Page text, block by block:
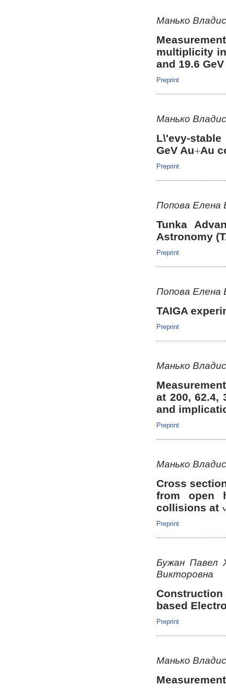
Манько
multiplicity
and 19.6 GeV
Preprint
Манько
L\'evy-
GeV Au
Au
Preprint
Попова Елена
Tunka
Astronomy
Preprint
Попова Елена
TAIGA
Preprint
Манько
at 200, 62.4,
and
Preprint
Манько
Cross
from open
collisions at
Preprint
Бужан Павел
Викторовна
based
Preprint
Манько